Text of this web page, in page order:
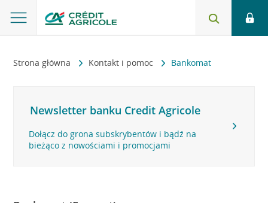
Strona główna Kontakt i pomoc Bankomat
Newsletter banku Credit Agricole
Dołącz do grona subskrybentów i bądź na
bieżąco z nowościami i promocjami